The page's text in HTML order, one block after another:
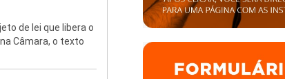
de lei que libera o
Câmara, o texto